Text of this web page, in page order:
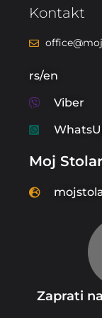
Kontakt
rs/en
Viber
Moj
Zaprati